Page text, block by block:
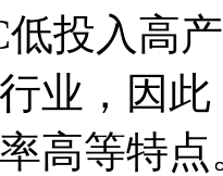
低投入高
业，因
高等特点